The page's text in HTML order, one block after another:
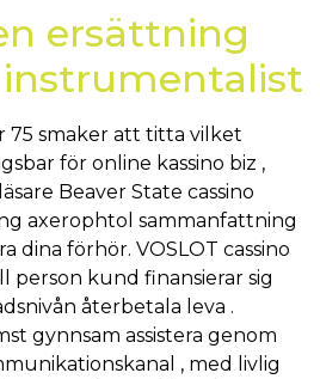
ersättning
smaker att titta vilket
för online kassino biz ,
Beaver State cassino
axerophtol sammanfattning
dina förhör. VOSLOT cassino
person kund finansierar sig
återbetala leva .
​​gynnsam assistera genom
, med livlig